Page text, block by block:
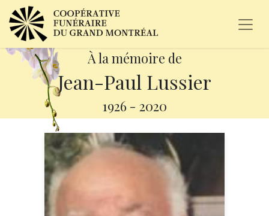
À la mémoire de
Jean-Paul Lussier
1926 - 2020